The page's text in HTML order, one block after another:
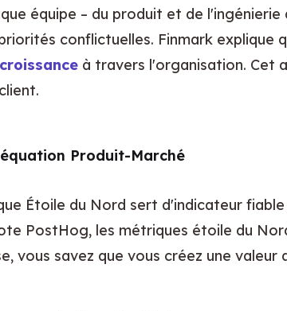
équipe – du produit et de
conflictuelles. Finmark
à travers l'organisation. Cet
Produit-Marché
Étoile du Nord sert d'indicateur
PostHog, les métriques étoile du
vous savez que vous créez une